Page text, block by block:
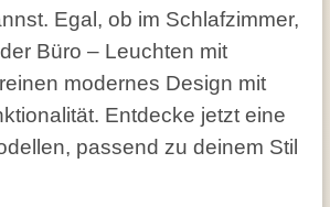
Egal, ob im Schlafzimmer,
Büro – Leuchten mit
modernes Design mit
Entdecke jetzt eine
passend zu deinem Stil